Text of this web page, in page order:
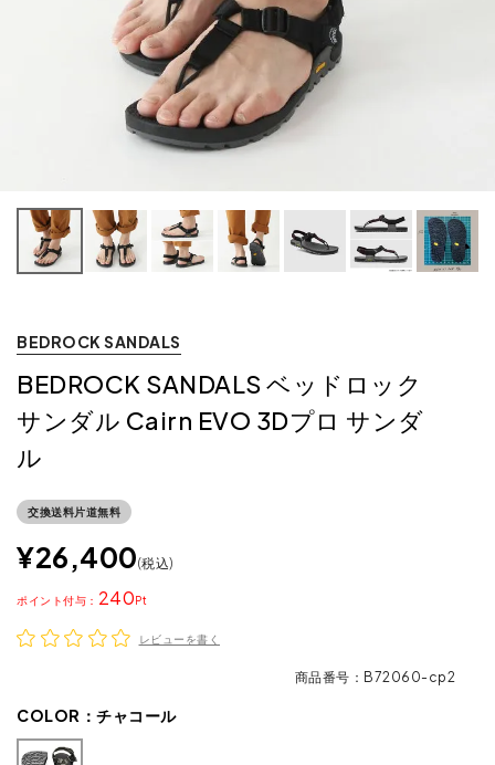
BEDROCK SANDALS
BEDROCK SANDALS ベッドロック
サンダル Cairn EVO 3Dプロ サンダ
ル
交換送料片道無料
¥26,400 税込
240
ポイント
レビューを書く
商品番号 B72060-cp2
COLOR： チャコール